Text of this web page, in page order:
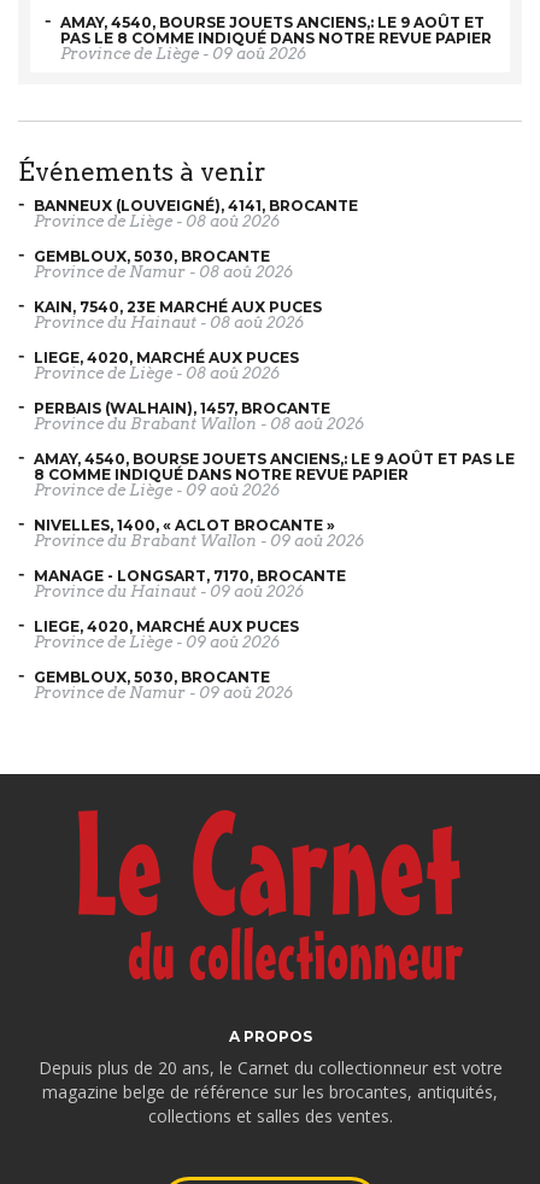
AMAY, 4540, BOURSE JOUETS ANCIENS,: LE 9 AOÛT ET
PAS LE 8 COMME INDIQUÉ DANS NOTRE REVUE PAPIER
Province de Liège - 09 aoû 2026
événements à venir
BANNEUX (LOUVEIGNÉ), 4141, BROCANTE
Province de Liège - 08 aoû 2026
GEMBLOUX, 5030, BROCANTE
Province de Namur - 08 aoû 2026
KAIN, 7540, 23E MARCHÉ AUX PUCES
Province du Hainaut - 08 aoû 2026
LIEGE, 4020, MARCHÉ AUX PUCES
Province de Liège - 08 aoû 2026
PERBAIS (WALHAIN), 1457, BROCANTE
Province du Brabant Wallon - 08 aoû 2026
AMAY, 4540, BOURSE JOUETS ANCIENS,: LE 9 AOÛT ET PAS LE
8 COMME INDIQUÉ DANS NOTRE REVUE PAPIER
Province de Liège - 09 aoû 2026
NIVELLES, 1400, « ACLOT BROCANTE »
Province du Brabant Wallon - 09 aoû 2026
MANAGE - LONGSART, 7170, BROCANTE
Province du Hainaut - 09 aoû 2026
LIEGE, 4020, MARCHÉ AUX PUCES
Province de Liège - 09 aoû 2026
GEMBLOUX, 5030, BROCANTE
Province de Namur - 09 aoû 2026
A PROPOS
Depuis plus de 20 ans, le Carnet du collectionneur est votre
magazine belge de référence sur les brocantes, antiquités,
collections et salles des ventes.